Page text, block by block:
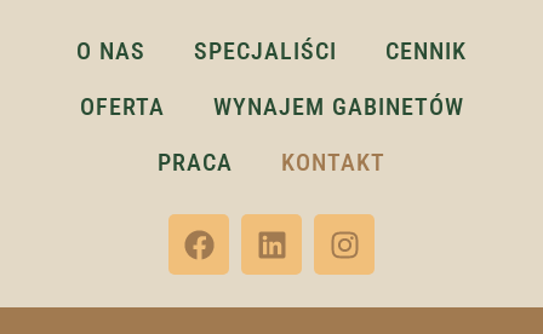
O NAS SPECJALIŚCI
CENNIK
OFERTA
WYNAJEM GABINETÓW
PRACA
KONTAKT